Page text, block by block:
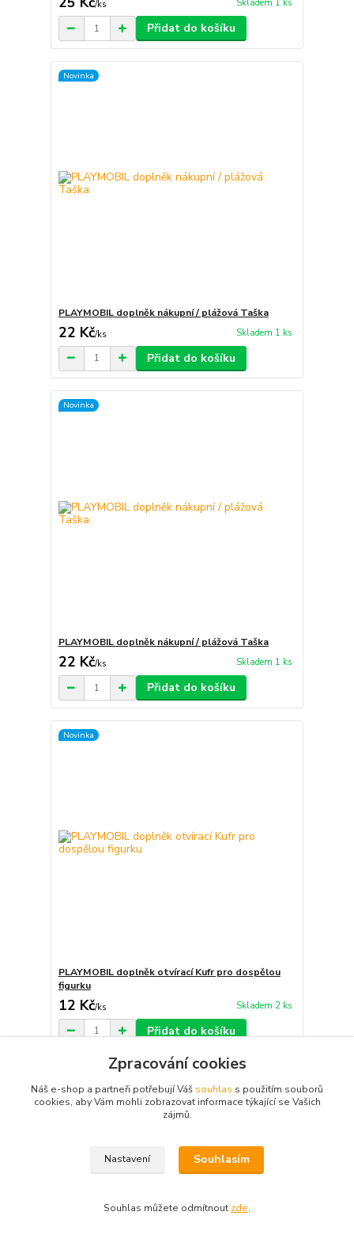
/ks Skladem 1 ks
Přidat do košíku
Novinka
PLAYMOBIL doplněk nákupní / plážová Taška
22 Kč/ks Skladem 1 ks
Přidat do košíku
Novinka
PLAYMOBIL doplněk nákupní / plážová Taška
22 Kč/ks Skladem 1 ks
Přidat do košíku
Novinka
PLAYMOBIL doplněk otvírací Kufr pro dospělou
figurku
12 Kč/ks Skladem 2 ks
Přidat do košíku
Zpracování cookies
Náš e-shop a partneři potřebují Váš souhlas s použitím souborů
cookies, aby Vám mohli zobrazovat informace týkající se Vašich
zájmů.
Nastavení Souhlasím
Souhlas můžete odmítnout zde.